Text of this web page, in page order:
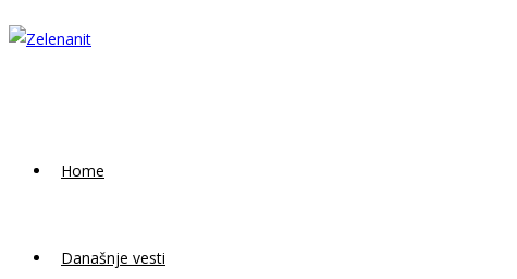
Skip
to
Home
Današnje vesti